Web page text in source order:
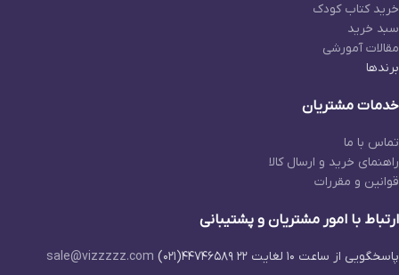
خرید کتاب کودک
سبد خرید
مقالات آمورشی
برندها
خدمات مشتریان
تماس با ما
راهنمای خرید و ارسال کالا
قوانین و مقررات
ارتباط با امور مشتریان و پشتیبانی
پاسخگویی از ساعت ۱۰ لغایت ۲۲ ۴۴۷۴۶۵۸۹(۰۲۱) sale@vizzzzz.com